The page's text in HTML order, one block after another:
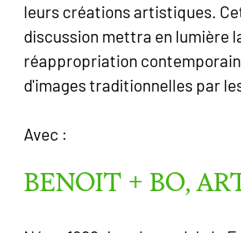
leurs créations artistiques.
discussion mettra en lumière
réappropriation
d'images traditionnelles par
Avec :
BENOIT + BO,